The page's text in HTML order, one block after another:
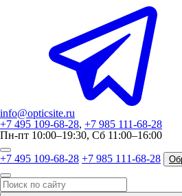
info@opticsite.ru
+7 495 109-68-28, +7 985 111-68-28
Пн-пт 10:00–19:30, Сб 11:00–16:00
+7 495 109-68-28 +7 985 111-68-28